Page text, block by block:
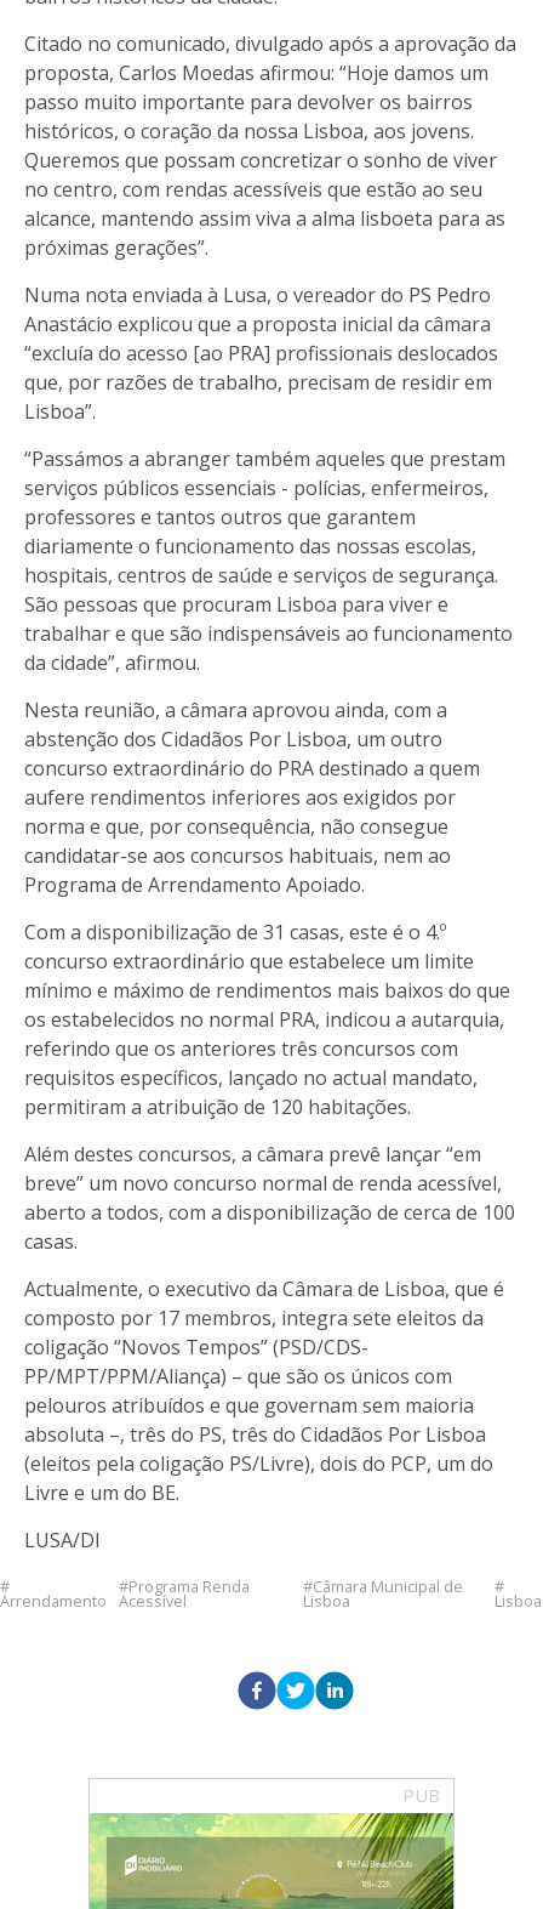
Citado no comunicado, divulgado após a aprovação da
proposta, Carlos Moedas afirmou: “Hoje damos um
passo muito importante para devolver os bairros
históricos, o coração da nossa Lisboa, aos jovens.
Queremos que possam concretizar o sonho de viver
no centro, com rendas acessíveis que estão ao seu
alcance, mantendo assim viva a alma lisboeta para as
próximas gerações”.
Numa nota enviada à Lusa, o vereador do PS Pedro
Anastácio explicou que a proposta inicial da câmara
“excluía do acesso [ao PRA] profissionais deslocados
que, por razões de trabalho, precisam de residir em
Lisboa”.
“Passámos a abranger também aqueles que prestam
serviços públicos essenciais - polícias, enfermeiros,
professores e tantos outros que garantem
diariamente o funcionamento das nossas escolas,
hospitais, centros de saúde e serviços de segurança.
São pessoas que procuram Lisboa para viver e
trabalhar e que são indispensáveis ao funcionamento
da cidade”, afirmou.
Nesta reunião, a câmara aprovou ainda, com a
abstenção dos Cidadãos Por Lisboa, um outro
concurso extraordinário do PRA destinado a quem
aufere rendimentos inferiores aos exigidos por
norma e que, por consequência, não consegue
candidatar-se aos concursos habituais, nem ao
Programa de Arrendamento Apoiado.
Com a disponibilização de 31 casas, este é o 4.º
concurso extraordinário que estabelece um limite
mínimo e máximo de rendimentos mais baixos do que
os estabelecidos no normal PRA, indicou a autarquia,
referindo que os anteriores três concursos com
requisitos específicos, lançado no actual mandato,
permitiram a atribuição de 120 habitações.
Além destes concursos, a câmara prevê lançar “em
breve” um novo concurso normal de renda acessível,
aberto a todos, com a disponibilização de cerca de 100
casas.
Actualmente, o executivo da Câmara de Lisboa, que é
composto por 17 membros, integra sete eleitos da
coligação “Novos Tempos” (PSD/CDS-
PP/MPT/PPM/Aliança) – que são os únicos com
pelouros atribuídos e que governam sem maioria
absoluta –, três do PS, três do Cidadãos Por Lisboa
(eleitos pela coligação PS/Livre), dois do PCP, um do
Livre e um do BE.
LUSA/DI
Arrendamento
Programa Renda
Acessível
Câmara Municipal de
Lisboa Lisboa
PUB